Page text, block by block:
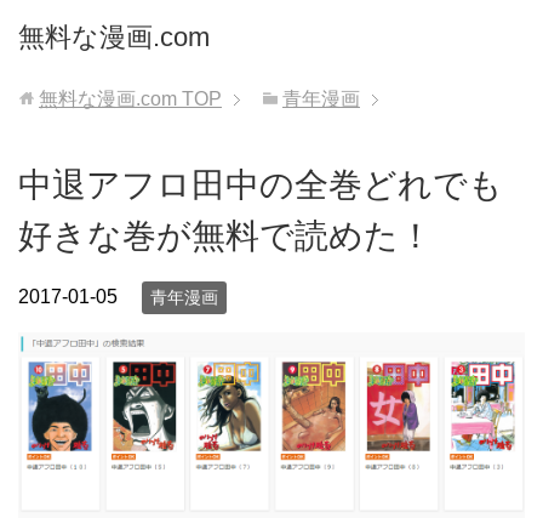
無料な漫画.com
無料な漫画.com TOP 青年漫画
中退アフロ田中の全巻どれでも
好きな巻が無料で読めた！
2017-01-05 青年漫画